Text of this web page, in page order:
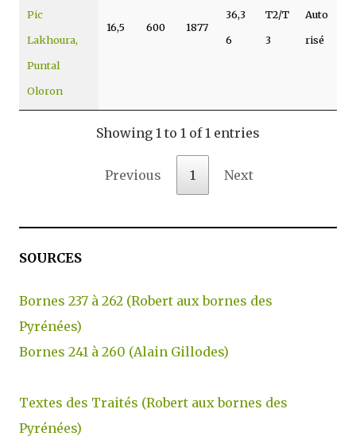
Pic
Lakhoura,
Puntal
Oloron
16,5 600 1877
36,3
6
T2/T
3
Auto
risé
Showing 1 to 1 of 1 entries
Previous 1 Next
SOURCES
Bornes 237 à 262 (Robert aux bornes des
Pyrénées)
Bornes 241 à 260 (Alain Gillodes)
Textes des Traités (Robert aux bornes des
Pyrénées)